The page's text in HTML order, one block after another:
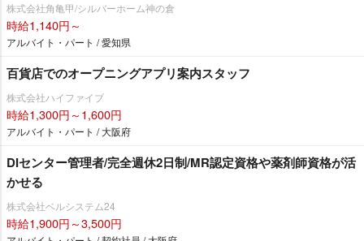
株式会社角亀甲/シルバーホーム神の倉
時給1,140円～
アルバイト・パート / 愛知県
百貨店でのオープニングアプリ案内スタッフ
株式会社ハイファイブ
時給1,300円～1,600円
アルバイト・パート / 大阪府
DIセンター管理者/完全週休2日制/MR認定資格や薬剤師資格が活
かせる
株式会社ベルシステム24
時給1,900円～3,500円